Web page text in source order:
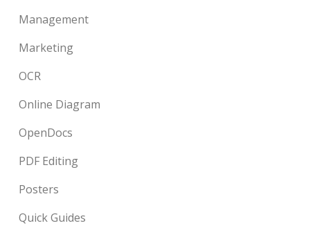
Management
Marketing
OCR
Online Diagram
OpenDocs
PDF Editing
Posters
Quick Guides